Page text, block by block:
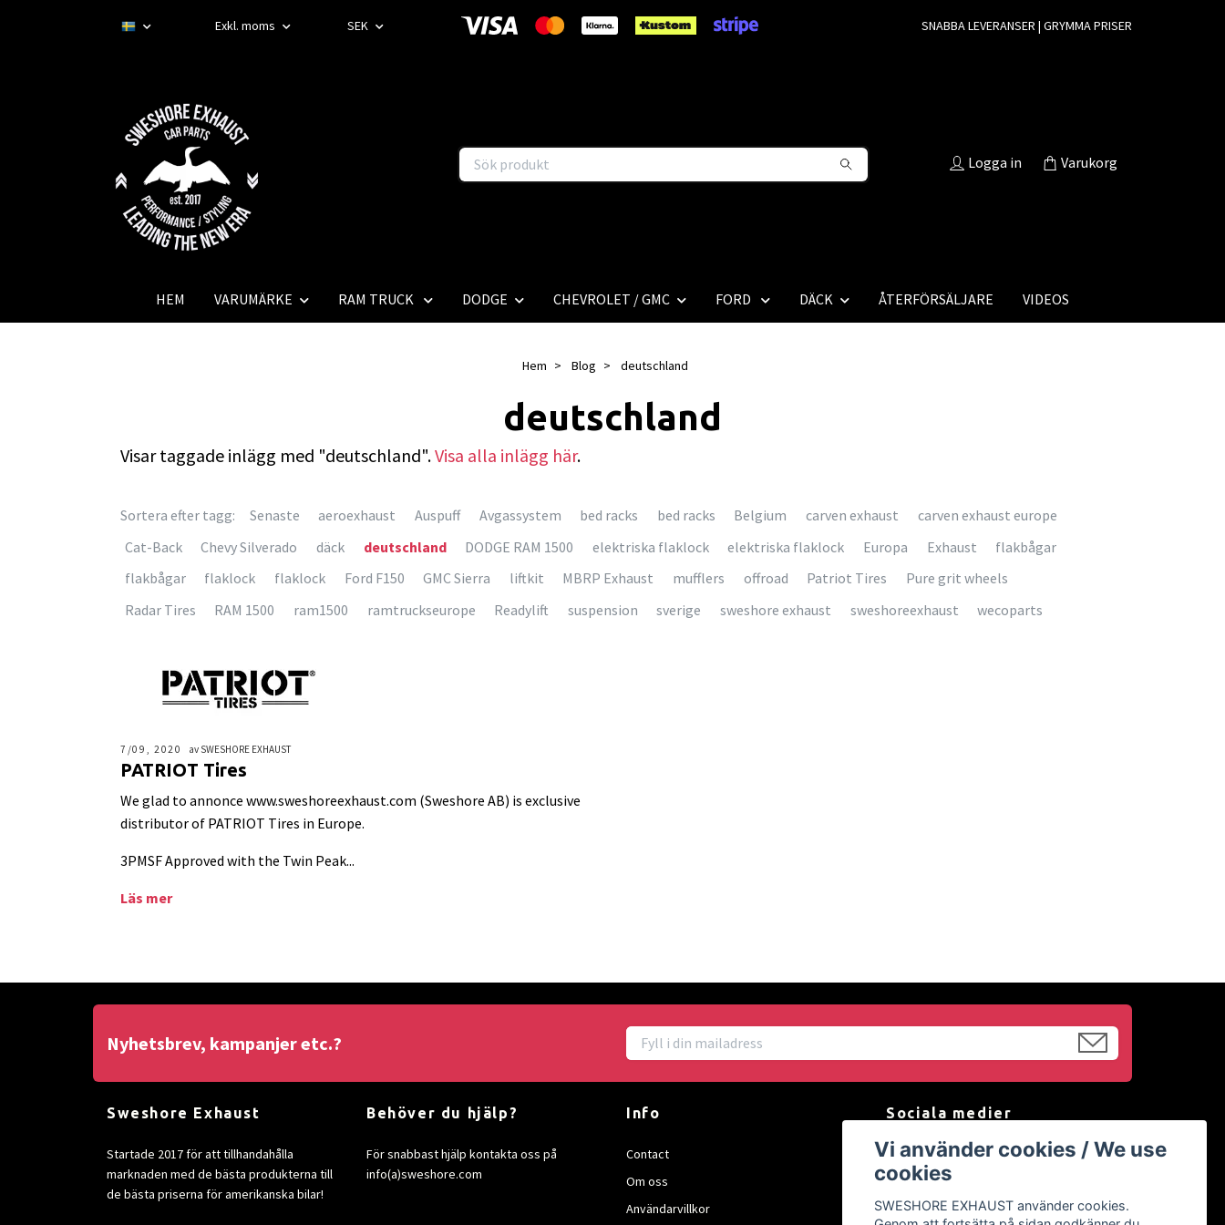
Exkl. moms SEK SNABBA LEVERANSER | GRYMMA PRISER
Logga in Varukorg
HEM VARUMÄRKE RAM TRUCK DODGE CHEVROLET / GMC FORD DÄCK ÅTERFÖRSÄLJARE VIDEOS
Hem Blog deutschland
deutschland
Visar taggade inlägg med "deutschland".Visa alla inlägg här.
Sortera efter tagg: Senaste aeroexhaust Auspuff Avgassystem bed racks bed racks Belgium carven exhaust
carven exhaust europe
Cat-Back
Chevy Silverado däck deutschland DODGE RAM 1500 elektriska flaklock elektriska flaklock Europa Exhaust
flakbågar
flakbågar
flaklock flaklock Ford F150 GMC Sierra liftkit MBRP Exhaust mufflers offroad Patriot Tires
Pure grit wheels
Radar Tires
RAM 1500 ram1500 ramtruckseurope Readylift suspension sverige sweshore exhaust sweshoreexhaust wecoparts
7/09, 2020 av SWESHORE EXHAUST
PATRIOT Tires
We glad to annonce www.sweshoreexhaust.com (Sweshore AB) is exclusive
distributor of PATRIOT Tires in Europe.
3PMSF Approved with the Twin Peak...
Läs mer
Nyhetsbrev, kampanjer etc.?
Sweshore Exhaust
Startade 2017 för att tillhandahålla
marknaden med de bästa produkterna till
de bästa priserna för amerikanska bilar!
Behöver du hjälp?
För snabbast hjälp kontakta oss på
info(a)sweshore.com
Info
Contact
Om oss
Användarvillkor
Sociala medier
Facebook
Instagram
YouTube
Vi använder cookies / We use
cookies
SWESHORE EXHAUST använder cookies.